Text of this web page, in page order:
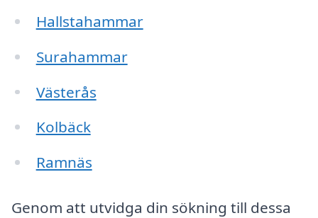
Hallstahammar
Surahammar
Västerås
Kolbäck
Ramnäs
Genom att utvidga din sökning till dessa